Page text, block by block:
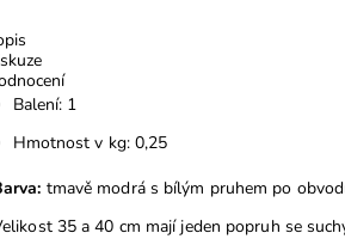
Balení: 1
Hmotnost v kg: 0,25
tmavě modrá s bílým pruhem po
35 a 40 cm mají jeden popruh se